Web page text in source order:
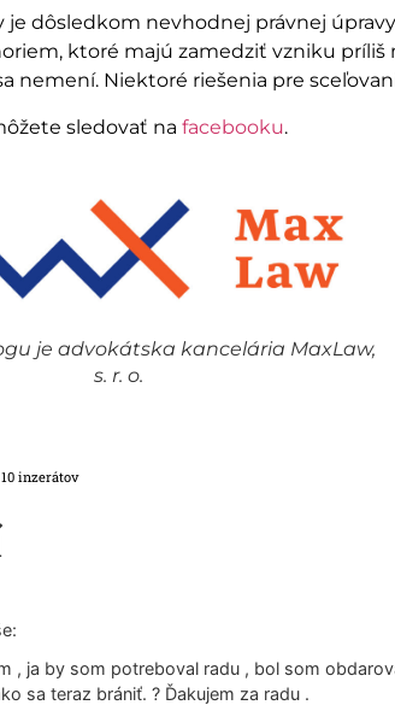
je dôsledkom nevhodnej právnej
ktoré majú zamedziť vzniku príliš
nemení. Niektoré riešenia pre
sledovať na facebooku.
je advokátska kancelária MaxLaw,
s. r. o.
inzerátov
, ja by som potreboval radu , bol som
sa teraz brániť. ? Ďakujem za radu .